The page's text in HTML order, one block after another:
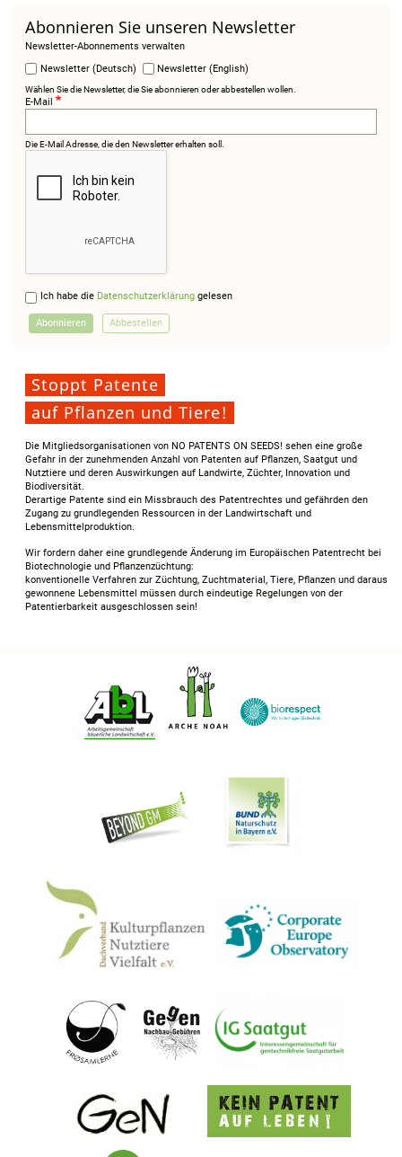
Abonnieren Sie unseren Newsletter
Newsletter-Abonnements verwalten
Newsletter (Deutsch)
Newsletter (English)
Wählen Sie die Newsletter, die Sie abonnieren oder abbestellen wollen.
E-Mail
Die E-Mail Adresse, die den Newsletter erhalten soll.
Ich habe die Datenschutzerklärunggelesen
Stoppt Patente
auf Pflanzen und Tiere!
Die Mitgliedsorganisationen von NO PATENTS ON SEEDS! sehen eine große
Gefahr in der zunehmenden Anzahl von Patenten auf Pflanzen, Saatgut und
Nutztiere und deren Auswirkungen auf Landwirte, Züchter, Innovation und
Biodiversität.
Derartige Patente sind ein Missbrauch des Patentrechtes und gefährden den
Zugang zu grundlegenden Ressourcen in der Landwirtschaft und
Lebensmittelproduktion.
Wir fordern daher eine grundlegende Änderung im Europäischen Patentrecht bei
Biotechnologie und Pflanzenzüchtung:
konventionelle Verfahren zur Züchtung, Zuchtmaterial, Tiere, Pflanzen und daraus
gewonnene Lebensmittel müssen durch eindeutige Regelungen von der
Patentierbarkeit ausgeschlossen sein!